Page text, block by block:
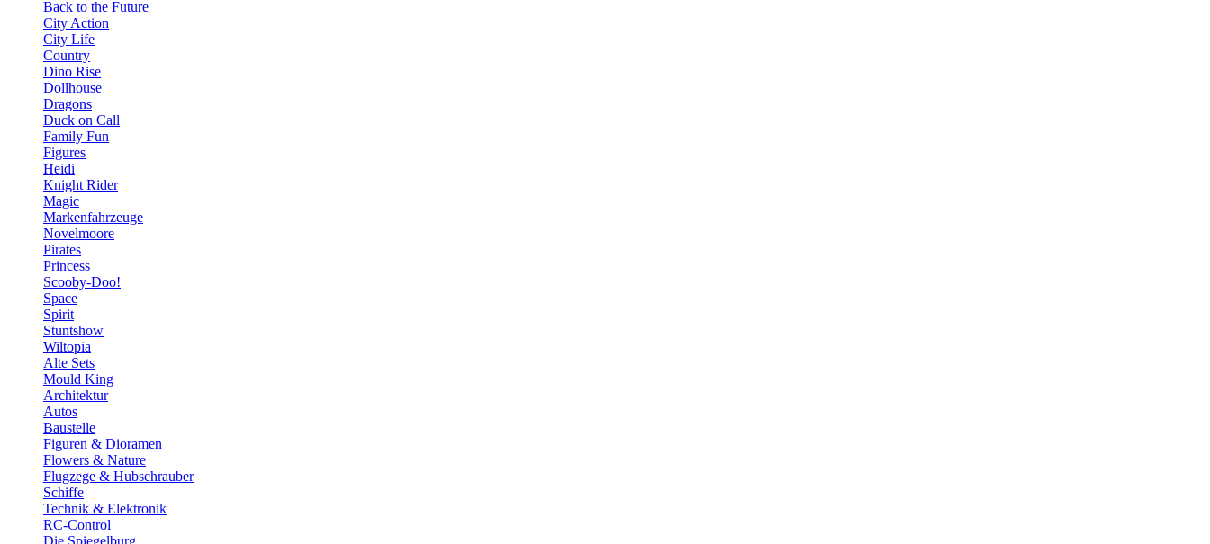
Back to the Future
City Action
City Life
Country
Dino Rise
Dollhouse
Dragons
Duck on Call
Family Fun
Figures
Heidi
Knight Rider
Magic
Markenfahrzeuge
Novelmoore
Pirates
Princess
Scooby-Doo!
Space
Spirit
Stuntshow
Wiltopia
Alte Sets
Mould King
Architektur
Autos
Baustelle
Figuren & Dioramen
Flowers & Nature
Flugzege & Hubschrauber
Schiffe
Technik & Elektronik
RC-Control
Die Spiegelburg